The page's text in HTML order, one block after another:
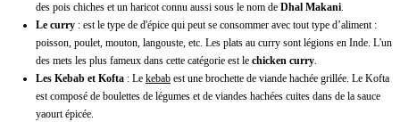
des pois chiches et un haricot connu aussi sous le nom de Dhal Makani.
Le curry : est le type de d'épice qui peut se consommer avec tout type d’aliment :
poisson, poulet, mouton, langouste, etc. Les plats au curry sont légions en Inde. L'un
des mets les plus fameux dans cette catégorie est le chicken curry.
Les Kebab et Kofta : Le kebab est une brochette de viande hachée grillée. Le Kofta
est composé de boulettes de légumes et de viandes hachées cuites dans de la sauce
yaourt épicée.